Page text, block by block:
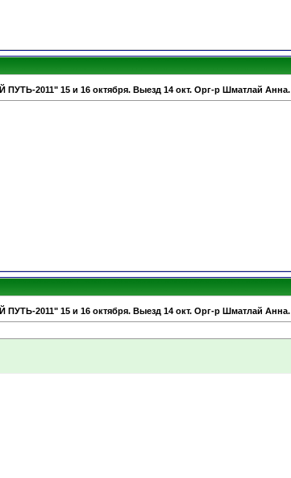
2011" 15 и 16 октября. Выезд 14 окт. Орг-р Шматлай Анна.
2011" 15 и 16 октября. Выезд 14 окт. Орг-р Шматлай Анна.